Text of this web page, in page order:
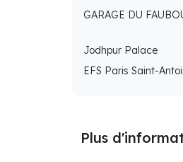
GARAGE DU
Jodhpur Palace
EFS Paris Saint-
Plus